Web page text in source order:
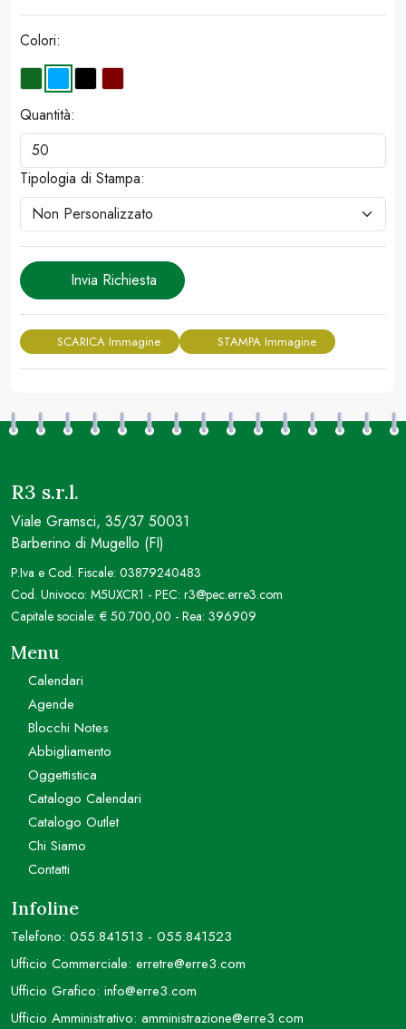
Colori:
Quantità:
Tipologia di Stampa:
Invia Richiesta
SCARICA Immagine STAMPA Immagine
R3 s.r.l.
Viale Gramsci, 35/37 50031
Barberino di Mugello (FI)
P.Iva e Cod. Fiscale: 03879240483
Cod. Univoco: M5UXCR1 - PEC: r3@pec.erre3.com
Capitale sociale: € 50.700,00 - Rea: 396909
Menu
Calendari
Agende
Blocchi Notes
Abbigliamento
Oggettistica
Catalogo Calendari
Catalogo Outlet
Chi Siamo
Contatti
Infoline
Telefono: 055.841513 - 055.841523
Ufficio Commerciale: erretre@erre3.com
Ufficio Grafico: info@erre3.com
Ufficio Amministrativo: amministrazione@erre3.com